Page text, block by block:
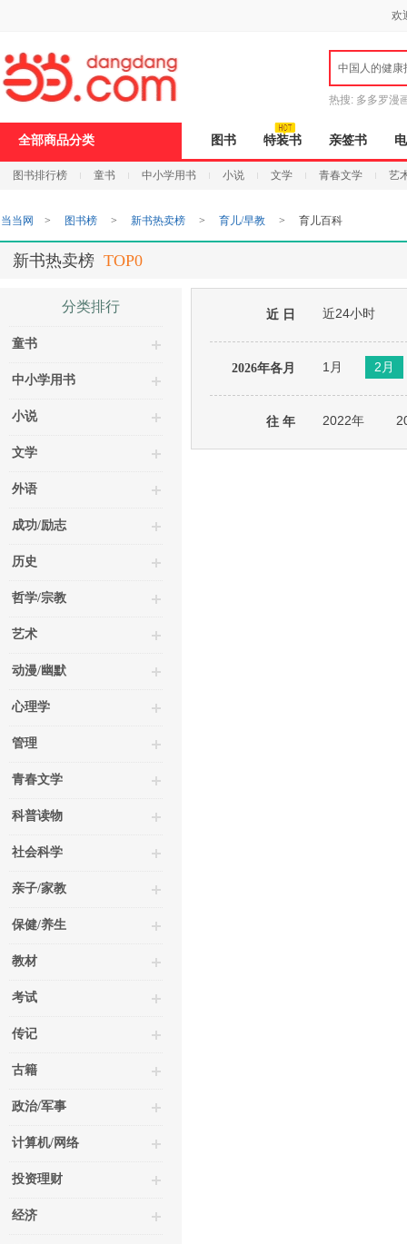
欢
中国人的健康
热搜: 多多罗漫
全部商品分类 图书 特装书 亲签书
图书排行榜 童书 中小学用书 小说 文学 青春文学 艺
打
开
无
障
页
加
当当网 > 图书榜 > 新书热卖榜 > 育儿/早教 > 育儿百科
新书热卖榜 TOP0
分类排行
童书
中小学用书
小说
文学
外语
成功/励志
历史
哲学/宗教
艺术
动漫/幽默
心理学
管理
青春文学
科普读物
社会科学
亲子/家教
保健/养生
教材
考试
传记
古籍
政治/军事
计算机/网络
投资理财
经济
近 日 近24小时
2026年各月 1月 2月
往 年 2022年